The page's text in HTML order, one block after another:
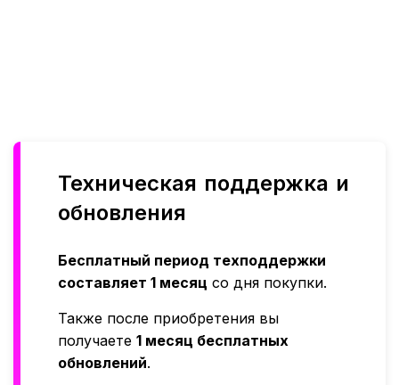
Техническая поддержка и
обновления
Бесплатный период техподдержки
составляет 1 месяц со дня покупки.
Также после приобретения вы
получаете 1 месяц бесплатных
обновлений.